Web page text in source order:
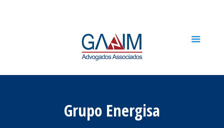
Grupo Energisa